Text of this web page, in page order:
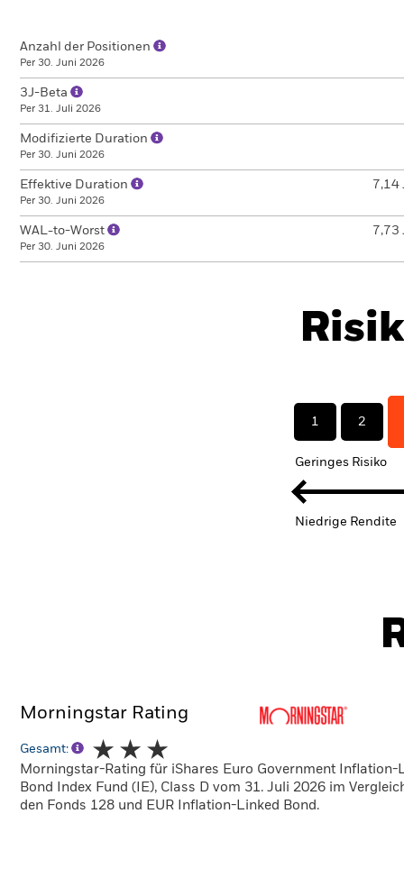
Anzahl der Positionen
Per 30. Juni 2026
3J-Beta
Per 31. Juli 2026
Modifizierte Duration
Per 30. Juni 2026
Effektive Duration
Per 30. Juni 2026
7,14
WAL-to-Worst
Per 30. Juni 2026
7,73
1 2
Geringes Risiko
Niedrige Rendite
Morningstar Rating
Gesamt:
Morningstar-Rating für iShares Euro Government Inflation-
Bond Index Fund (IE), Class D vom 31. Juli 2026 im
den Fonds 128 und EUR Inflation-Linked Bond.